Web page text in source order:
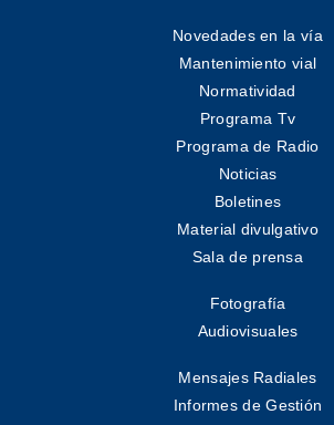
Novedades en la vía
Mantenimiento vial
Normatividad
Programa Tv
Programa de Radio
Noticias
Boletines
Material divulgativo
Sala de prensa
Fotografía
Audiovisuales
Mensajes Radiales
Informes de Gestión